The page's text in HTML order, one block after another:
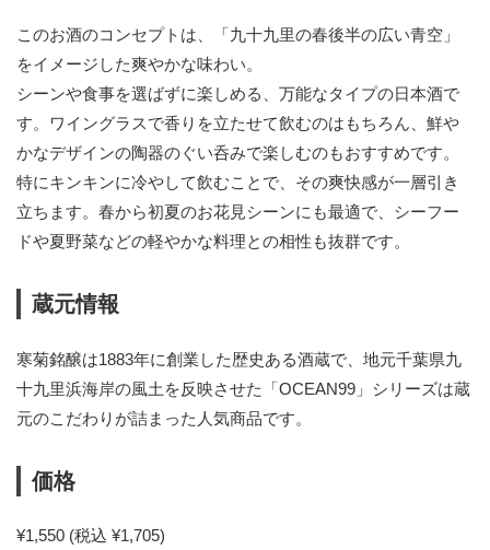
このお酒のコンセプトは、「九十九里の春後半の広い青空」
をイメージした爽やかな味わい。
シーンや食事を選ばずに楽しめる、万能なタイプの日本酒で
す。ワイングラスで香りを立たせて飲むのはもちろん、鮮や
かなデザインの陶器のぐい呑みで楽しむのもおすすめです。
特にキンキンに冷やして飲むことで、その爽快感が一層引き
立ちます。春から初夏のお花見シーンにも最適で、シーフー
ドや夏野菜などの軽やかな料理との相性も抜群です。
蔵元情報
寒菊銘醸は1883年に創業した歴史ある酒蔵で、地元千葉県九
十九里浜海岸の風土を反映させた「OCEAN99」シリーズは蔵
元のこだわりが詰まった人気商品です。
価格
¥1,550 (税込 ¥1,705)